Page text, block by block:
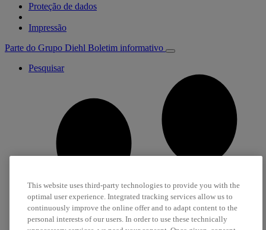
Proteção de dados
Impressão
Parte do Grupo Diehl Boletim informativo
Pesquisar
This website uses third-party technologies to provide you with the
optimal user experience. Integrated tracking services allow us to
continuously improve the online offer and to adapt content to the
personal interests of our users. In order to use these technically